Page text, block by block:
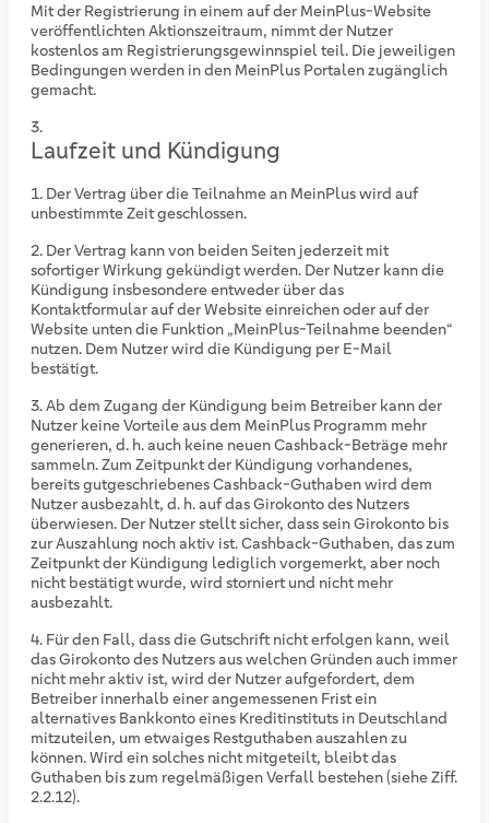
Mit der Registrierung in einem auf der MeinPlus-Website
veröffentlichten Aktionszeitraum, nimmt der Nutzer
kostenlos am Registrierungsgewinnspiel teil. Die jeweiligen
Bedingungen werden in den MeinPlus Portalen zugänglich
gemacht.
Laufzeit und Kündigung
Der Vertrag über die Teilnahme an MeinPlus wird auf
unbestimmte Zeit geschlossen.
Der Vertrag kann von beiden Seiten jederzeit mit
sofortiger Wirkung gekündigt werden. Der Nutzer kann die
Kündigung insbesondere entweder über das
Kontaktformular auf der Website einreichen oder auf der
Website unten die Funktion „MeinPlus-Teilnahme beenden“
nutzen. Dem Nutzer wird die Kündigung per E-Mail
bestätigt.
Ab dem Zugang der Kündigung beim Betreiber kann der
Nutzer keine Vorteile aus dem MeinPlus Programm mehr
generieren, d. h. auch keine neuen Cashback-Beträge mehr
sammeln. Zum Zeitpunkt der Kündigung vorhandenes,
bereits gutgeschriebenes Cashback-Guthaben wird dem
Nutzer ausbezahlt, d. h. auf das Girokonto des Nutzers
überwiesen. Der Nutzer stellt sicher, dass sein Girokonto bis
zur Auszahlung noch aktiv ist. Cashback-Guthaben, das zum
Zeitpunkt der Kündigung lediglich vorgemerkt, aber noch
nicht bestätigt wurde, wird storniert und nicht mehr
ausbezahlt.
Für den Fall, dass die Gutschrift nicht erfolgen kann, weil
das Girokonto des Nutzers aus welchen Gründen auch immer
nicht mehr aktiv ist, wird der Nutzer aufgefordert, dem
Betreiber innerhalb einer angemessenen Frist ein
alternatives Bankkonto eines Kreditinstituts in Deutschland
mitzuteilen, um etwaiges Restguthaben auszahlen zu
können. Wird ein solches nicht mitgeteilt, bleibt das
Guthaben bis zum regelmäßigen Verfall bestehen (siehe Ziff.
2.2.12).